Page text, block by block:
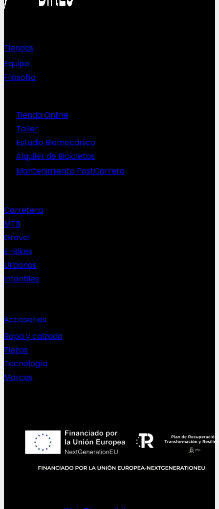
Tiendas
Equipo
Filosofía
Tienda Online
Taller
Estudio Biomecánico
Alquiler de Bicicletas
Mantenimiento PostCarrera
Carretera
MTB
Gravel
E-Bikes
Urbanas
Infantiles
Accesorios
Ropa y calzado
Piezas
Tecnología
Marcas